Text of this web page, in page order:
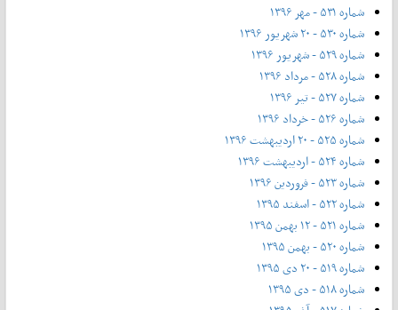
شماره ۵۳۱ - مهر ۱۳۹۶
شماره ۵۳۰ - ۲۰ شهریور ۱۳۹۶
شماره ۵۲۹ - شهریور ۱۳۹۶
شماره ۵۲۸ - مرداد ۱۳۹۶
شماره ۵۲۷ - تیر ۱۳۹۶
شماره ۵۲۶ - خرداد ۱۳۹۶
شماره ۵۲۵ - ۲۰ اردیبهشت ۱۳۹۶
شماره ۵۲۴ - اردیبهشت ۱۳۹۶
شماره ۵۲۳ - فروردین ۱۳۹۶
شماره ۵۲۲ - اسفند ۱۳۹۵
شماره ۵۲۱ - ۱۲ بهمن ۱۳۹۵
شماره ۵۲۰ - بهمن ۱۳۹۵
شماره ۵۱۹ - ۲۰ دی ۱۳۹۵
شماره ۵۱۸ - دی ۱۳۹۵